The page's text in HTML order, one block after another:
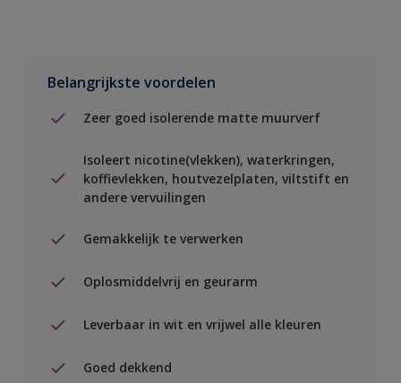
Belangrijkste voordelen
Zeer goed isolerende matte muurverf
Isoleert nicotine(vlekken), waterkringen,
koffievlekken, houtvezelplaten, viltstift en
andere vervuilingen
Gemakkelijk te verwerken
Oplosmiddelvrij en geurarm
Leverbaar in wit en vrijwel alle kleuren
Goed dekkend